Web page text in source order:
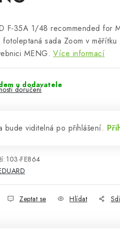
F-35A 1/48 recommended for
fotoleptaná sada Zoom v
MENG. Více informací
u dodavatele
doručení
bude viditelná po přihlášení.
103-FE864
Zeptat se Hlídat